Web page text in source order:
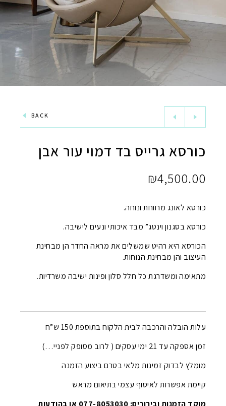
BACK
כורסא גרייס בד דמוי עור אבן
₪4,500.00
כורסא לאונג מרווחת ונוחה.
כורסא בסגנון וינטג” מבד איכותי ונעים לישיבה.
הכורסא היא רהיט שמשלים את מראה החדר הן מבחינת
העיצוב והן מבחינת הנוחות.
מתאימה ומשדרגת כל חלל סלון ופינות ישיבה משרדיות.
עלות הובלה והרכבה לבית הלקוח בתוספת 150 ש”ח
זמן אספקה עד 21 ימי עסקים ( לרוב מסופק לפניי…)
מומלץ לבדוק זמינות מלאי בטרם ביצוע הזמנה
קיימת אפשרות לאיסוף עצמי בתיאום מראש
מוקד הזמנות ובירורים: 077-8053030 או בהודעות